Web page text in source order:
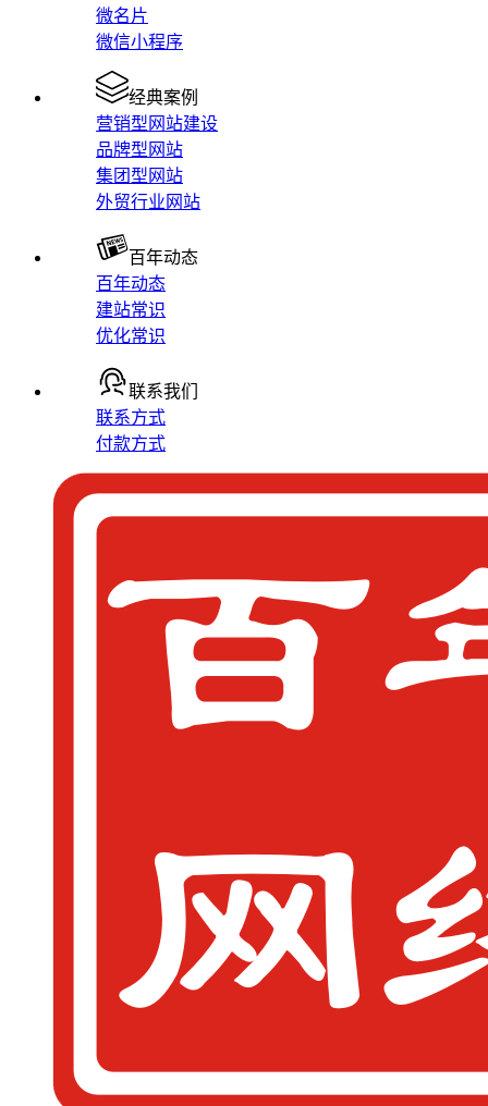
微名片
微信小程序
经典案例
营销型网站建设
品牌型网站
集团型网站
外贸行业网站
百年动态
百年动态
建站常识
优化常识
联系我们
联系方式
付款方式